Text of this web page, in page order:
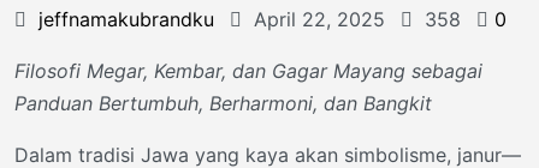
jeffnamakubrandku
April 22, 2025 358 0
Filosofi Megar, Kembar, dan Gagar Mayang sebagai
Panduan Bertumbuh, Berharmoni, dan Bangkit
Dalam tradisi Jawa yang kaya akan simbolisme, janur—